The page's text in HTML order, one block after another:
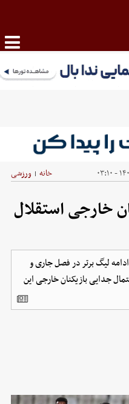
خانه | ورزشی
خارجی استقلال
لیگ برتر در فصل جاری و
جدایی بازیکنان خارجی این